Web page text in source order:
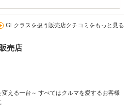
GLクラスを扱う販売店クチコミをもっと見る
売店
変える一台～ すべてはクルマを愛するお客様